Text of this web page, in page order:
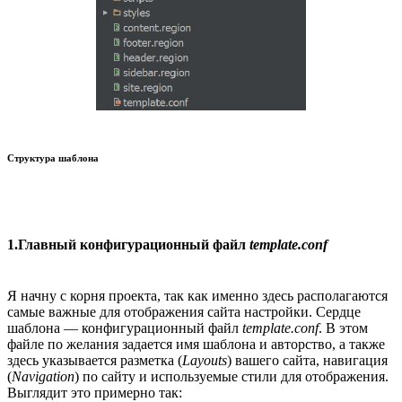
Структура шаблона
1.Главный конфигурационный файл template.conf
Я начну с корня проекта, так как именно здесь располагаются
самые важные для отображения сайта настройки. Сердце
шаблона — конфигурационный файл template.conf. В этом
файле по желания задается имя шаблона и авторство, а также
здесь указывается разметка (Layouts) вашего сайта, навигация
(Navigation) по сайту и используемые стили для отображения.
Выглядит это примерно так: